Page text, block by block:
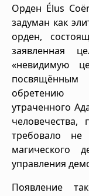
Орден Élus
задуман как
орден,
заявленная
«невидимую
обретению
утраченного
требовало
магического
управления
Появление